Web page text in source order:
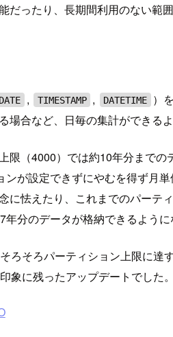
ったり、長期間利用のない範
DATE , TIMESTAMP , DATETIME
）
合など、日毎の集計ができる
（4000）では約10年分までの
が設定できずにやむを得ず月
怯えたり、これまでのパーテ
分のデータが格納できるように
そろパーティション上限に達
に残ったアップデートでした。